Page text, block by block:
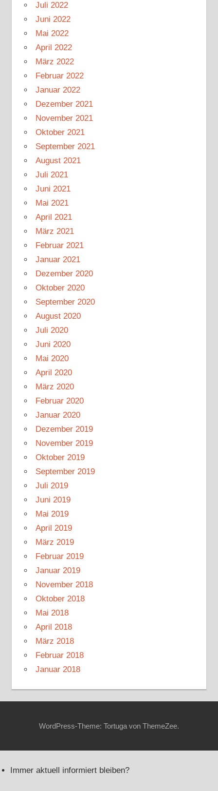
Juli 2022
Juni 2022
Mai 2022
April 2022
März 2022
Februar 2022
Januar 2022
Dezember 2021
November 2021
Oktober 2021
September 2021
August 2021
Juli 2021
Juni 2021
Mai 2021
April 2021
März 2021
Februar 2021
Januar 2021
Dezember 2020
Oktober 2020
September 2020
August 2020
Juli 2020
Juni 2020
Mai 2020
April 2020
März 2020
Februar 2020
Januar 2020
Dezember 2019
November 2019
Oktober 2019
September 2019
Juli 2019
Juni 2019
Mai 2019
April 2019
März 2019
Februar 2019
Januar 2019
November 2018
Oktober 2018
Mai 2018
April 2018
März 2018
Februar 2018
Januar 2018
WordPress-Theme: Tortuga von ThemeZee.
Immer aktuell informiert bleiben?